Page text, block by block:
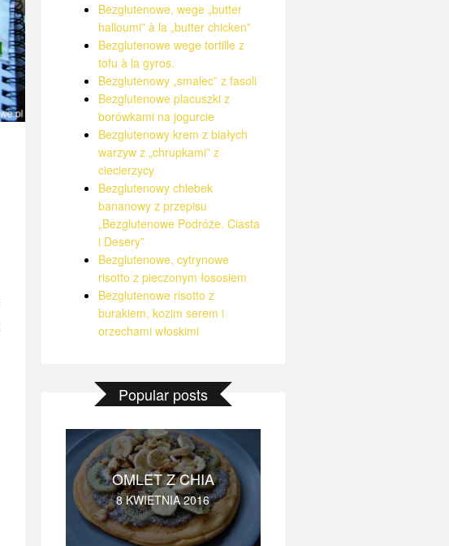
Bezglutenowe, wege „butter
halloumi” à la „butter chicken”
Bezglutenowe wege tortille z
tofu à la gyros.
Bezglutenowy „smalec” z fasoli
Bezglutenowe placuszki z
borówkami na jogurcie
Bezglutenowy krem z białych
warzyw z „chrupkami” z
ciecierzycy
Bezglutenowy chlebek
bananowy z przepisu
„Bezglutenowe Podróże. Ciasta
i Desery”
Bezglutenowe, cytrynowe
risotto z pieczonym łososiem
Bezglutenowe risotto z
burakiem, kozim serem i
orzechami włoskimi
Popular posts
OMLET Z CHIA
8 KWIETNIA 2016